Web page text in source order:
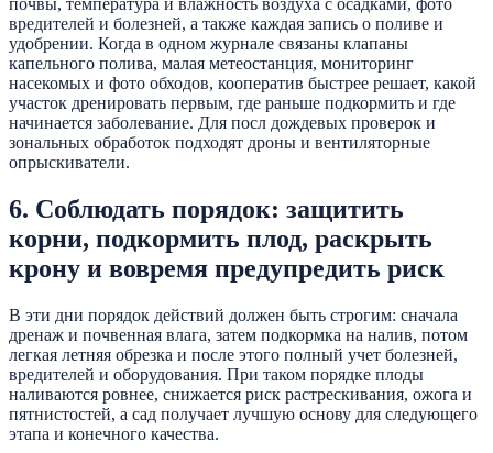
вредителей и болезней, а также каждая запись о поливе и
удобрении. Когда в одном журнале связаны клапаны
капельного полива, малая метеостанция, мониторинг
насекомых и фото обходов, кооператив быстрее решает, какой
участок дренировать первым, где раньше подкормить и где
начинается заболевание. Для посл дождевых проверок и
зональных обработок подходят дроны и вентиляторные
опрыскиватели.
6. Соблюдать порядок: защитить
корни, подкормить плод, раскрыть
крону и вовремя предупредить риск
В эти дни порядок действий должен быть строгим: сначала
дренаж и почвенная влага, затем подкормка на налив, потом
легкая летняя обрезка и после этого полный учет болезней,
вредителей и оборудования. При таком порядке плоды
наливаются ровнее, снижается риск растрескивания, ожога и
пятнистостей, а сад получает лучшую основу для следующего
этапа и конечного качества.